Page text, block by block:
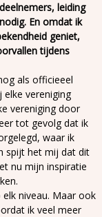
leiding
En omdat ik
geniet,
tijdens
als officieeel
vereniging
vereniging door
tot gevolg dat ik
waar ik
spijt het mij dat dit
nu mijn inspiratie
niveau. Maar ook
ik veel meer